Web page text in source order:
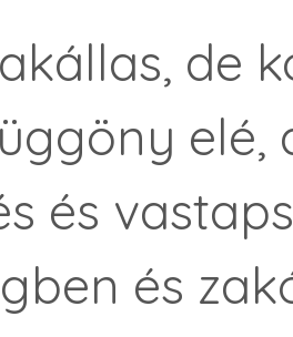
de
és
és